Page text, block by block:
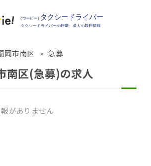
岡市南区 急募
南区(急募)の求人
がありません